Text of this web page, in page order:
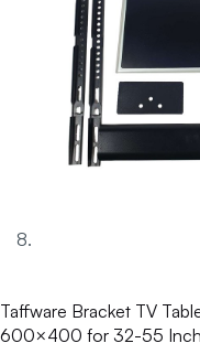
Taffware Bracket TV
600×400 for 32-55